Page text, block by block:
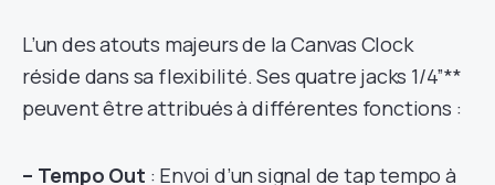
L’un des atouts majeurs de la Canvas Clock
réside dans sa flexibilité. Ses quatre jacks 1/4”**
peuvent être attribués à différentes fonctions :
– Tempo Out : Envoi d’un signal de tap tempo à